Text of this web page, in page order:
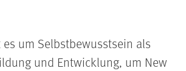
um Selbstbewusstsein als
und Entwicklung, um New